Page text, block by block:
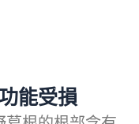
能受損